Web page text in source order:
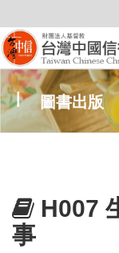
圖書出版
H007
事